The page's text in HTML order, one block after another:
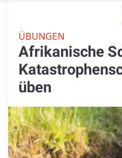
ÜBUNGEN
Afrikanische
üben